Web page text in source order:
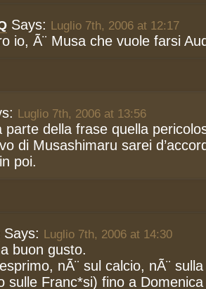
Says: Luglio 7th, 2006 at 12:17
io, Ã¨ Musa che vuole farsi
Luglio 7th, 2006 at 13:56
parte della frase quella
di Musashimaru sarei
poi.
Says: Luglio 7th, 2006 at 14:30
buon gusto.
nÃ¨ sul calcio, nÃ¨
sulle Franc*si) fino a